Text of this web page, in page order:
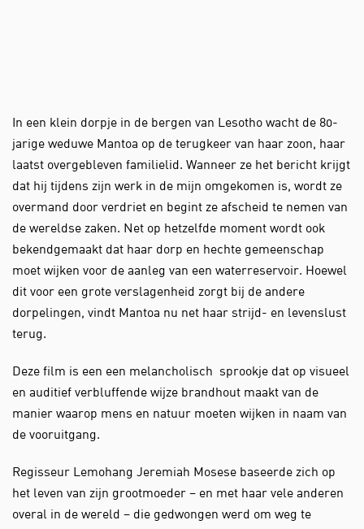
In een klein dorpje in de bergen van Lesotho wacht de 80-
jarige weduwe Mantoa op de terugkeer van haar zoon, haar
laatst overgebleven familielid. Wanneer ze het bericht krijgt
dat hij tijdens zijn werk in de mijn omgekomen is, wordt ze
overmand door verdriet en begint ze afscheid te nemen van
de wereldse zaken. Net op hetzelfde moment wordt ook
bekendgemaakt dat haar dorp en hechte gemeenschap
moet wijken voor de aanleg van een waterreservoir. Hoewel
dit voor een grote verslagenheid zorgt bij de andere
dorpelingen, vindt Mantoa nu net haar strijd- en levenslust
terug.
Deze film is een een melancholisch sprookje dat op visueel
en auditief verbluffende wijze brandhout maakt van de
manier waarop mens en natuur moeten wijken in naam van
de vooruitgang.
Regisseur Lemohang Jeremiah Mosese baseerde zich op
het leven van zijn grootmoeder – en met haar vele anderen
overal in de wereld – die gedwongen werd om weg te